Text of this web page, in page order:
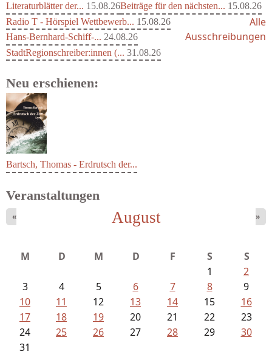
Literaturblätter der... 15.08.26Beiträge für den nächsten... 15.08.26
Radio T - Hörspiel Wettbewerb... 15.08.26
Hans-Bernhard-Schiff-... 24.08.26
StadtRegionschreiber:innen (... 31.08.26
Alle
Ausschreibungen
Neu erschienen:
Bartsch, Thomas - Erdrutsch der...
Veranstaltungen
August
« »
M D M D F S
S
1
2
3
4 5 6 7 8
9
10
11 12 13 14 15
16
17
18 19 20 21 22
23
24
25 26 27 28 29
30
31